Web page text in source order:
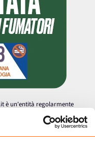
è un'entità regolarmente
la vendita online di